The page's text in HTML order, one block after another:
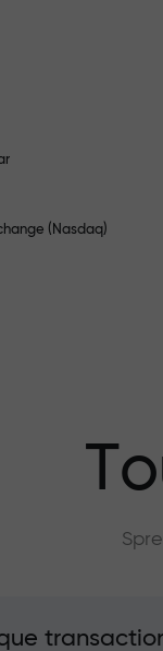
dépôt. X1000
le dépôt est
(Nasdaq)